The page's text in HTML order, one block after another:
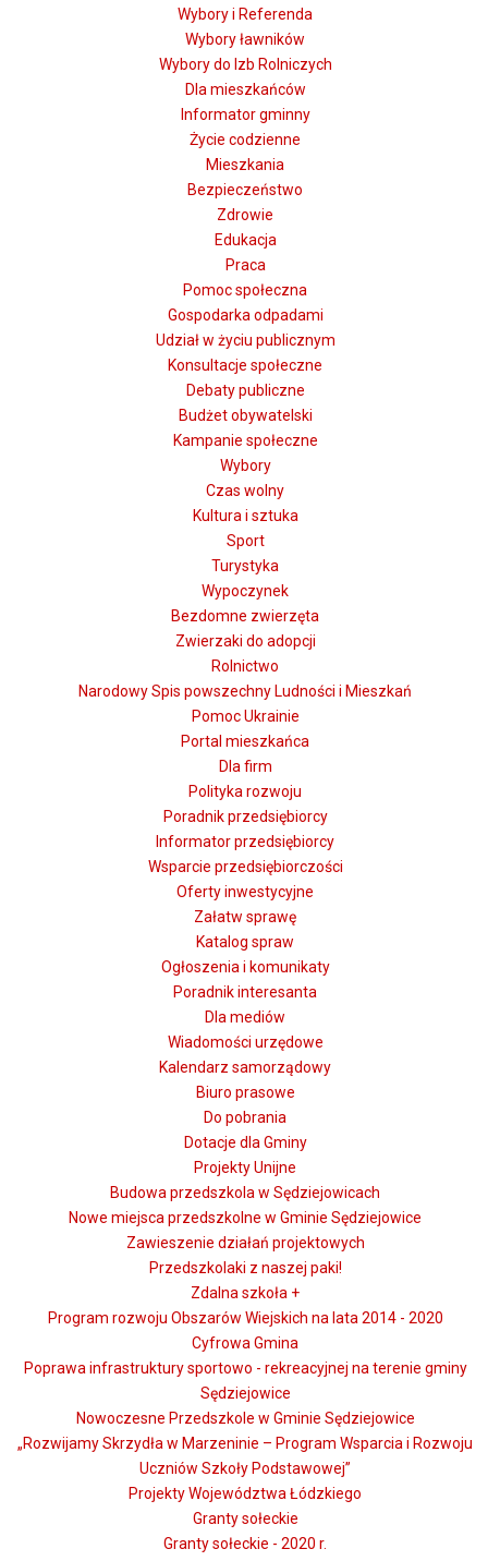
Wybory i Referenda
Wybory ławników
Wybory do Izb Rolniczych
Dla mieszkańców
Informator gminny
Życie codzienne
Mieszkania
Bezpieczeństwo
Zdrowie
Edukacja
Praca
Pomoc społeczna
Gospodarka odpadami
Udział w życiu publicznym
Konsultacje społeczne
Debaty publiczne
Budżet obywatelski
Kampanie społeczne
Wybory
Czas wolny
Kultura i sztuka
Sport
Turystyka
Wypoczynek
Bezdomne zwierzęta
Zwierzaki do adopcji
Rolnictwo
Narodowy Spis powszechny Ludności i Mieszkań
Pomoc Ukrainie
Portal mieszkańca
Dla firm
Polityka rozwoju
Poradnik przedsiębiorcy
Informator przedsiębiorcy
Wsparcie przedsiębiorczości
Oferty inwestycyjne
Załatw sprawę
Katalog spraw
Ogłoszenia i komunikaty
Poradnik interesanta
Dla mediów
Wiadomości urzędowe
Kalendarz samorządowy
Biuro prasowe
Do pobrania
Dotacje dla Gminy
Projekty Unijne
Budowa przedszkola w Sędziejowicach
Nowe miejsca przedszkolne w Gminie Sędziejowice
Zawieszenie działań projektowych
Przedszkolaki z naszej paki!
Zdalna szkoła +
Program rozwoju Obszarów Wiejskich na lata 2014 - 2020
Cyfrowa Gmina
Poprawa infrastruktury sportowo - rekreacyjnej na terenie gminy
Sędziejowice
Nowoczesne Przedszkole w Gminie Sędziejowice
„Rozwijamy Skrzydła w Marzeninie – Program Wsparcia i Rozwoju
Uczniów Szkoły Podstawowej”
Projekty Województwa Łódzkiego
Granty sołeckie
Granty sołeckie - 2020 r.